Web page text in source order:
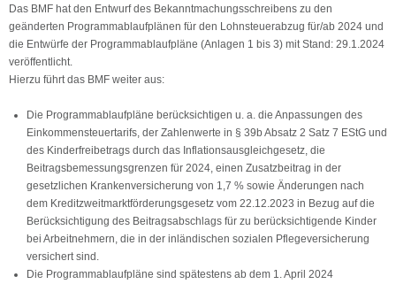
Das BMF hat den Entwurf des Bekanntmachungsschreibens zu den
geänderten Programmablaufplänen für den Lohnsteuerabzug für/ab 2024 und
die Entwürfe der Programmablaufpläne (Anlagen 1 bis 3) mit Stand: 29.1.2024
veröffentlicht.
Hierzu führt das BMF weiter aus:
Die Programmablaufpläne berücksichtigen u. a. die Anpassungen des
Einkommensteuertarifs, der Zahlenwerte in § 39b Absatz 2 Satz 7 EStG und
des Kinderfreibetrags durch das Inflationsausgleichgesetz, die
Beitragsbemessungsgrenzen für 2024, einen Zusatzbeitrag in der
gesetzlichen Krankenversicherung von 1,7 % sowie Änderungen nach
dem Kreditzweitmarktförderungsgesetz vom 22.12.2023 in Bezug auf die
Berücksichtigung des Beitragsabschlags für zu berücksichtigende Kinder
bei Arbeitnehmern, die in der inländischen sozialen Pflegeversicherung
versichert sind.
Die Programmablaufpläne sind spätestens ab dem 1. April 2024